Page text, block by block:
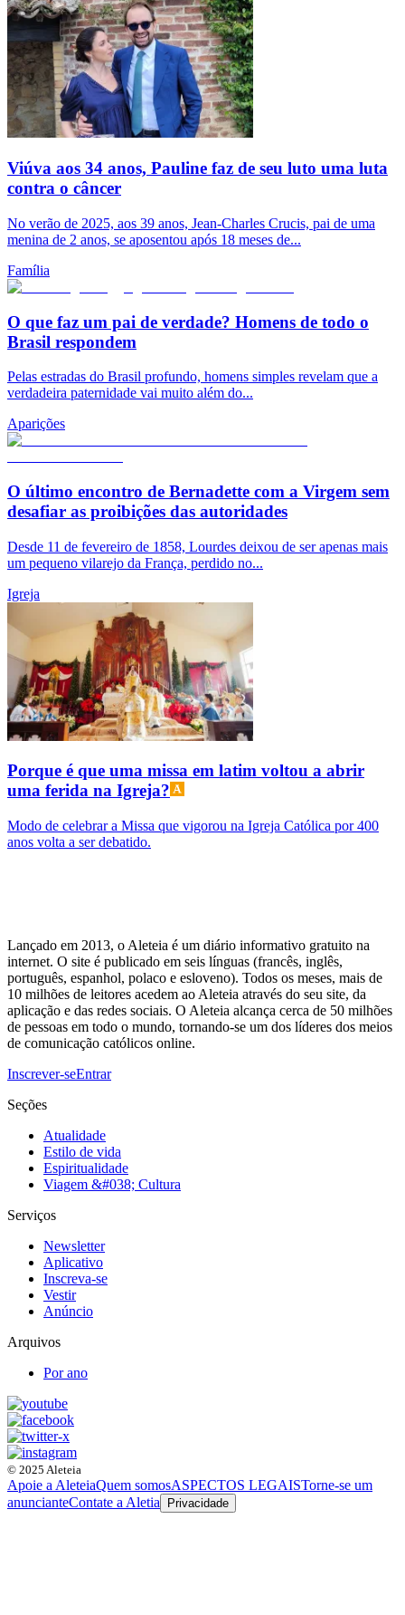
Viúva aos 34 anos, Pauline faz de seu luto uma luta
contra o câncer
No verão de 2025, aos 39 anos, Jean-Charles Crucis, pai de uma
menina de 2 anos, se aposentou após 18 meses de...
Família
O que faz um pai de verdade? Homens de todo o
Brasil respondem
Pelas estradas do Brasil profundo, homens simples revelam que a
verdadeira paternidade vai muito além do...
Aparições
O último encontro de Bernadette com a Virgem sem
desafiar as proibições das autoridades
Desde 11 de fevereiro de 1858, Lourdes deixou de ser apenas mais
um pequeno vilarejo da França, perdido no...
Igreja
Porque é que uma missa em latim voltou a abrir
uma ferida na Igreja?
Modo de celebrar a Missa que vigorou na Igreja Católica por 400
anos volta a ser debatido.
Lançado em 2013, o Aleteia é um diário informativo gratuito na
internet. O site é publicado em seis línguas (francês, inglês,
português, espanhol, polaco e esloveno). Todos os meses, mais de
10 milhões de leitores acedem ao Aleteia através do seu site, da
aplicação e das redes sociais. O Aleteia alcança cerca de 50 milhões
de pessoas em todo o mundo, tornando-se um dos líderes dos meios
de comunicação católicos online.
Inscrever-seEntrar
Seções
Atualidade
Estilo de vida
Espiritualidade
Viagem &#038; Cultura
Serviços
Newsletter
Aplicativo
Inscreva-se
Vestir
Anúncio
Arquivos
Por ano
© 2025 Aleteia
Apoie a AleteiaQuem somosASPECTOS LEGAISTorne-se um
anuncianteContate a Aletia Privacidade